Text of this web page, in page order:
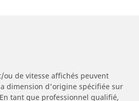
ou de vitesse affichés peuvent
dimension d'origine spécifiée sur
tant que professionnel qualifié,